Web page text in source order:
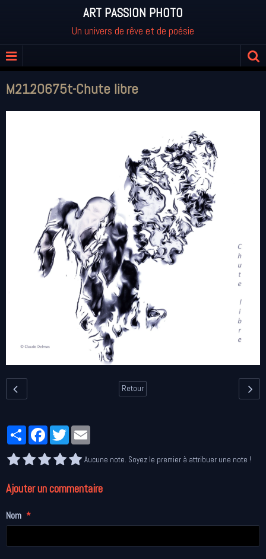
ART PASSION PHOTO
Un univers de rêve et de poésie
M2120675t-Chute libre
Retour
PartagerFacebookTwitter
Aucune note. Soyez le premier à attribuer une note !
Ajouter un commentaire
Nom